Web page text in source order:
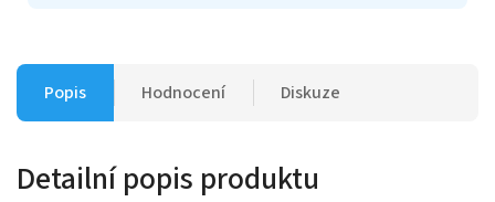
Popis Hodnocení Diskuze
Detailní popis produktu